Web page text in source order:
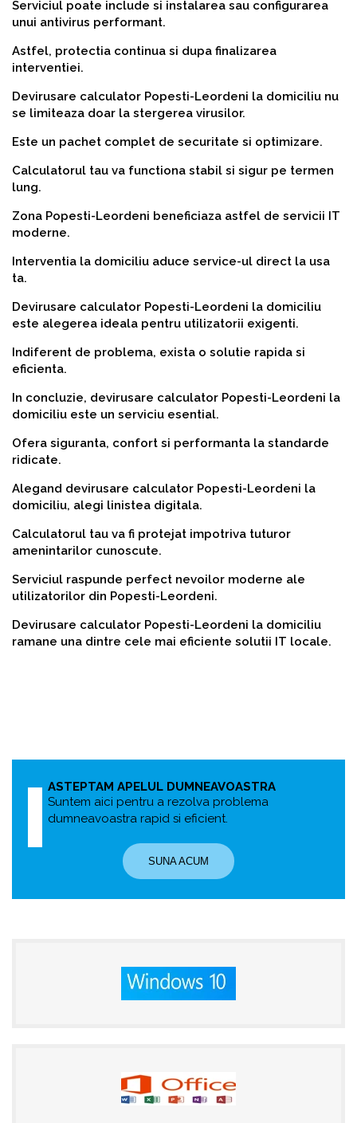
Serviciul poate include si instalarea sau configurarea
unui antivirus performant.
Astfel, protectia continua si dupa finalizarea
interventiei.
Devirusare calculator Popesti-Leordeni la domiciliu nu
se limiteaza doar la stergerea virusilor.
Este un pachet complet de securitate si optimizare.
Calculatorul tau va functiona stabil si sigur pe termen
lung.
Zona Popesti-Leordeni beneficiaza astfel de servicii IT
moderne.
Interventia la domiciliu aduce service-ul direct la usa
ta.
Devirusare calculator Popesti-Leordeni la domiciliu
este alegerea ideala pentru utilizatorii exigenti.
Indiferent de problema, exista o solutie rapida si
eficienta.
In concluzie, devirusare calculator Popesti-Leordeni la
domiciliu este un serviciu esential.
Ofera siguranta, confort si performanta la standarde
ridicate.
Alegand devirusare calculator Popesti-Leordeni la
domiciliu, alegi linistea digitala.
Calculatorul tau va fi protejat impotriva tuturor
amenintarilor cunoscute.
Serviciul raspunde perfect nevoilor moderne ale
utilizatorilor din Popesti-Leordeni.
Devirusare calculator Popesti-Leordeni la domiciliu
ramane una dintre cele mai eficiente solutii IT locale.
ASTEPTAM APELUL DUMNEAVOASTRA
Suntem aici pentru a rezolva problema
dumneavoastra rapid si eficient.
SUNA ACUM